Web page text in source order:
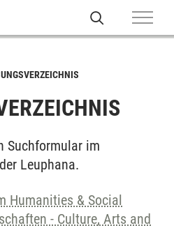
Suchformular im
Leuphana.
Humanities & Social
- Culture, Arts and